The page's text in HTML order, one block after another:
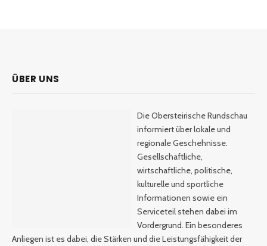
ÜBER UNS
Die Obersteirische Rundschau
informiert über lokale und
regionale Geschehnisse.
Gesellschaftliche,
wirtschaftliche, politische,
kulturelle und sportliche
Informationen sowie ein
Serviceteil stehen dabei im
Vordergrund. Ein besonderes
Anliegen ist es dabei, die Stärken und die Leistungsfähigkeit der